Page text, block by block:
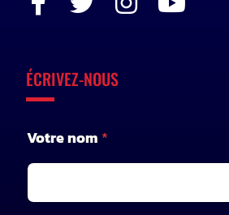
ÉCRIVEZ-NOUS
o
t
r
e
Votre nom *